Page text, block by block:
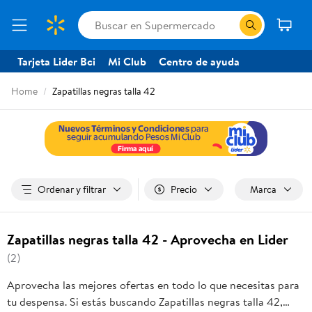
Tarjeta Lider Bci Mi Club Centro de ayuda
Home Zapatillas negras talla 42
Ordenar y filtrar Precio Marca
Zapatillas negras talla 42 - Aprovecha en Lider
(2)
Aprovecha las mejores ofertas en todo lo que necesitas para
tu despensa. Si estás buscando Zapatillas negras talla 42,